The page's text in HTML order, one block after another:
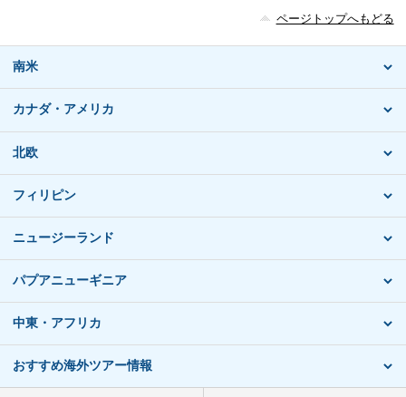
ページトップへもどる
南米
カナダ・アメリカ
北欧
フィリピン
ニュージーランド
パプアニューギニア
中東・アフリカ
おすすめ海外ツアー情報